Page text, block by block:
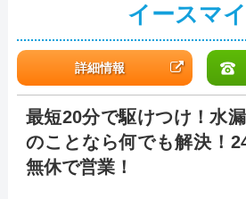
イースマ
詳細情報
最短20分で駆けつけ！水
のことなら何でも解決！
無休で営業！